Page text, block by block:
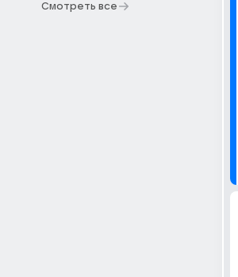
Смотреть все